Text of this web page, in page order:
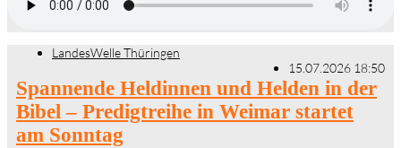
LandesWelle Thüringen
15.07.2026 18:50
Spannende Heldinnen und Helden in der
Bibel – Predigtreihe in Weimar startet
am Sonntag